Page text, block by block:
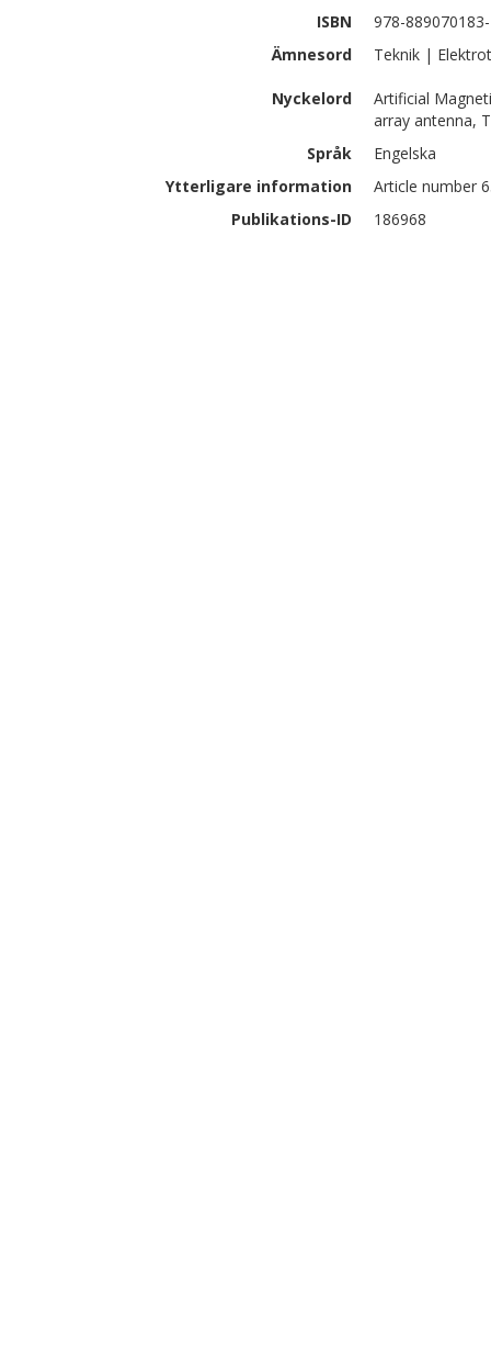
ISBN
978-
Ämnesord
Teknik |
Nyckelord
Artificial
array antenna,
Språk
Engelska
Ytterligare information
Article number
Publikations-ID
186968